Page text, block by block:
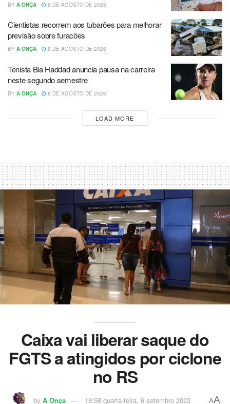
BY A ONÇA 8 DE AGOSTO DE 2026
Cientistas recorrem aos tubarões para melhorar
previsão sobre furacões
BY A ONÇA 8 DE AGOSTO DE 2026
Tenista Bia Haddad anuncia pausa na carreira
neste segundo semestre
BY A ONÇA 8 DE AGOSTO DE 2026
LOAD MORE
Caixa vai liberar saque do
FGTS a atingidos por ciclone
no RS
by A Onça 18:58 quarta-feira, 6 setembro 2023 AA